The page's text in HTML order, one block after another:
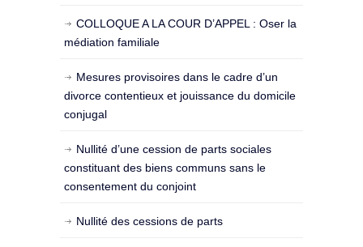
COLLOQUE A LA COUR D’APPEL : Oser la
médiation familiale
Mesures provisoires dans le cadre d’un
divorce contentieux et jouissance du domicile
conjugal
Nullité d’une cession de parts sociales
constituant des biens communs sans le
consentement du conjoint
Nullité des cessions de parts